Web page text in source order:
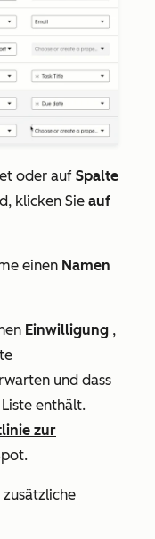
oder auf Spalte
klicken Sie auf
einen Namen
Einwilligung ,
und dass
enthält.
zur